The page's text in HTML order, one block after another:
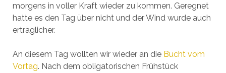
morgens in voller Kraft wieder zu kommen. Geregnet
hatte es den Tag über nicht und der Wind wurde auch
erträglicher.
An diesem Tag wollten wir wieder an die Bucht vom
Vortag. Nach dem obligatorischen Frühstück